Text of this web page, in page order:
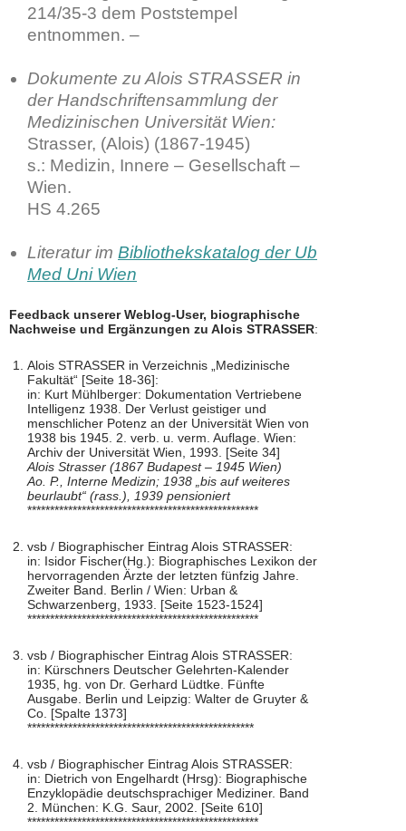
214/35-3 dem Poststempel
entnommen. –
Dokumente zu Alois STRASSER in
derHandschriftensammlung der
Medizinischen Universität Wien:
Strasser, (Alois) (1867-1945)
s.: Medizin, Innere – Gesellschaft –
Wien.
HS 4.265
Literatur im Bibliothekskatalog der Ub
Med Uni Wien
Feedback unserer Weblog-User, biographische
Nachweise und Ergänzungen zu Alois STRASSER:
Alois STRASSER in Verzeichnis „Medizinische
Fakultät“ [Seite 18-36]:
in: Kurt Mühlberger: Dokumentation Vertriebene
Intelligenz 1938. Der Verlust geistiger und
menschlicher Potenz an der Universität Wien von
1938 bis 1945. 2. verb. u. verm. Auflage. Wien:
Archiv der Universität Wien, 1993. [Seite 34]
Alois Strasser (1867 Budapest – 1945 Wien)
Ao. P., Interne Medizin; 1938 „bis auf weiteres
beurlaubt“ (rass.), 1939 pensioniert
***************************************************
vsb / Biographischer Eintrag Alois STRASSER:
in: Isidor Fischer(Hg.): Biographisches Lexikon der
hervorragenden Ärzte der letzten fünfzig Jahre.
Zweiter Band. Berlin / Wien: Urban &
Schwarzenberg, 1933. [Seite 1523-1524]
***************************************************
vsb / Biographischer Eintrag Alois STRASSER:
in: Kürschners Deutscher Gelehrten-Kalender
1935, hg. von Dr. Gerhard Lüdtke. Fünfte
Ausgabe. Berlin und Leipzig: Walter de Gruyter &
Co. [Spalte 1373]
**************************************************
vsb / Biographischer Eintrag Alois STRASSER:
in: Dietrich von Engelhardt (Hrsg): Biographische
Enzyklopädie deutschsprachiger Mediziner. Band
2. München: K.G. Saur, 2002. [Seite 610]
***************************************************